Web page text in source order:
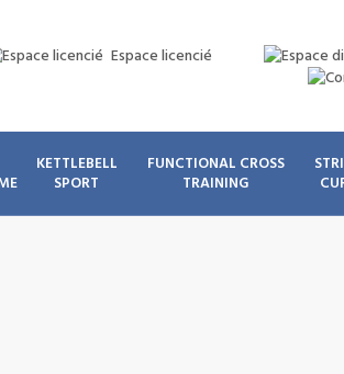
Espace licencié
KETTLEBELL
SPORT
FUNCTIONAL CROSS
TRAINING